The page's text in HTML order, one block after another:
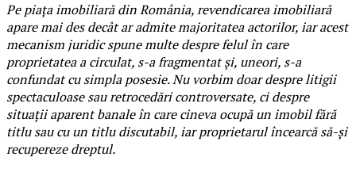
Pe piața imobiliară din România, revendicarea imobiliară
apare mai des decât ar admite majoritatea actorilor, iar acest
mecanism juridic spune multe despre felul în care
proprietatea a circulat, s-a fragmentat și, uneori, s-a
confundat cu simpla posesie. Nu vorbim doar despre litigii
spectaculoase sau retrocedări controversate, ci despre
situații aparent banale în care cineva ocupă un imobil fără
titlu sau cu un titlu discutabil, iar proprietarul încearcă să-și
recupereze dreptul.